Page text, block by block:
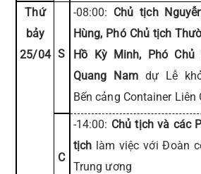
Thứ
bảy
25/04 S
-08:00: Chủ tịch
Hùng, Phó Chủ tịch
Hồ Kỳ Minh, Phó Chủ
Quang Namdự Lễ
Bến cảng Container Liên
C
-14:00: Chủ tịch và các
tịch làm việc với Đoàn
Trung ương